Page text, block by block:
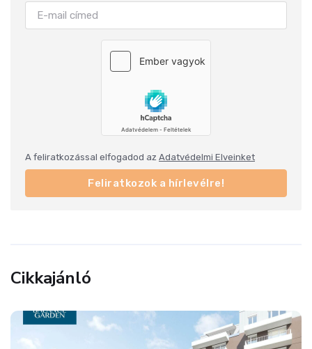
A feliratkozással elfogadod az Adatvédelmi Elveinket
Feliratkozok a hírlevélre!
Cikkajánló